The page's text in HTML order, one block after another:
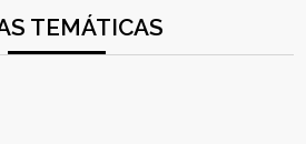
TEMÁTICAS